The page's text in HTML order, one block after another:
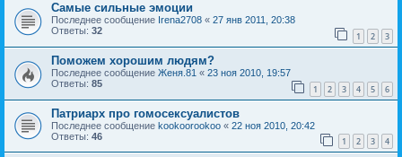
Самые сильные эмоции
Последнее сообщение Irena2708 « 27 янв 2011, 20:38
Ответы: 32 1 2 3
Поможем хорошим людям?
Последнее сообщение Женя.81 « 23 ноя 2010, 19:57
Ответы: 85 1 2 3 4 5 6
Патриарх про гомосексуалистов
Последнее сообщение kookoorookoo « 22 ноя 2010, 20:42
Ответы: 46 1 2 3 4